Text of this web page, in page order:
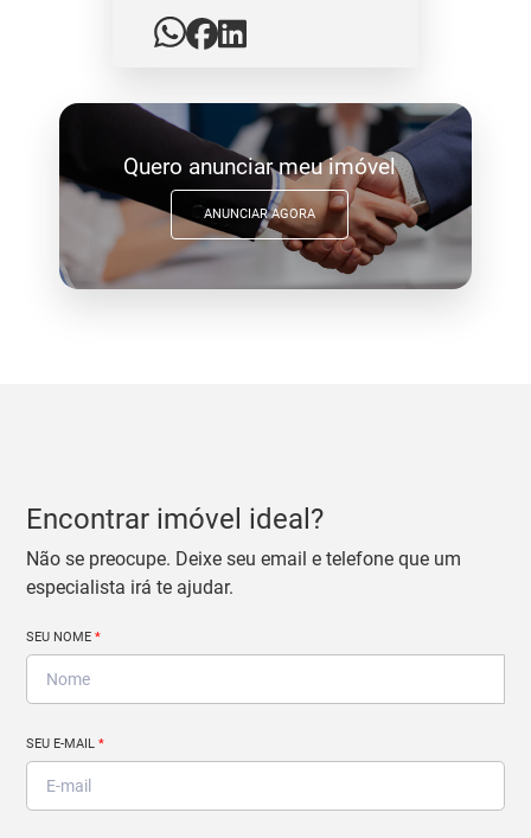
Quero anunciar meu imóvel
ANUNCIAR AGORA
Encontrar imóvel ideal?
Não se preocupe. Deixe seu email e telefone que um
especialista irá te ajudar.
SEU NOME*
SEU E-MAIL*